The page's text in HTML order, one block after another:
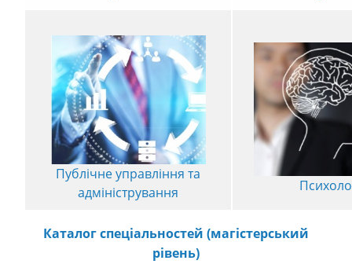
Публічне управління та
адміністрування
Каталог спеціальностей (магістерський
рівень)